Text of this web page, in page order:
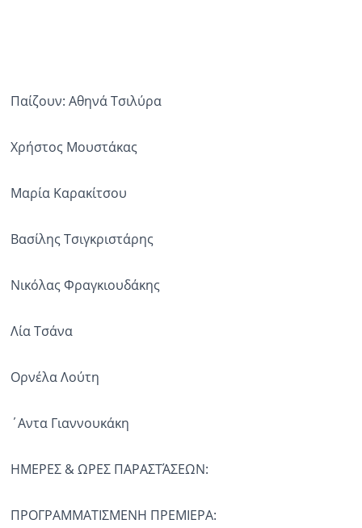
Παίζουν: Αθηνά Τσιλύρα
Χρήστος Μουστάκας
Μαρία Καρακίτσου
Βασίλης Τσιγκριστάρης
Νικόλας Φραγκιουδάκης
Λία Τσάνα
Ορνέλα Λούτη
΄Αντα Γιαννουκάκη
ΗΜΕΡΕΣ & ΩΡΕΣ ΠΑΡΑΣΤΆΣΕΩΝ:
ΠΡΟΓΡΑΜΜΑΤΙΣΜΕΝΗ ΠΡΕΜΙΕΡΑ: